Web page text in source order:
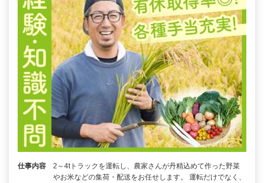
仕事内容
2～4tトラックを運転し、農家さんが丹精込めて作った野菜
やお米などの集荷・配送をお任せします。 運転だけでなく、